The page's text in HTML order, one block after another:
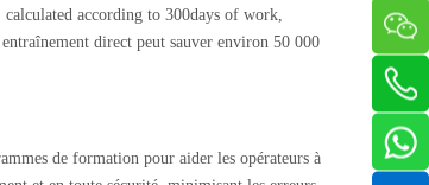
according to 300days of work,
direct peut sauver environ 50 000
de formation pour aider les opérateurs à